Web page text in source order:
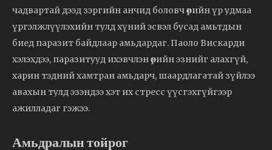
чадвартай дээд зэргийн анчид боловч өөрийн үр удмаа
үргэлжлүүлэхийн тулд хүний ​​эсвэл бусад амьтдын
биед паразит байдлаар амьдардаг. Паоло Вискарди
хэлэхдээ, паразитууд ихэвчлэн өөрийн эзнийг алахгүй,
харин тэдний хамтран амьдарч, шаардлагатай зүйлээ
авахын тулд эзэндээ хэт их стресс үүсгэхгүйгээр
ажилладаг гэжээ.
Амьдралын тойрог